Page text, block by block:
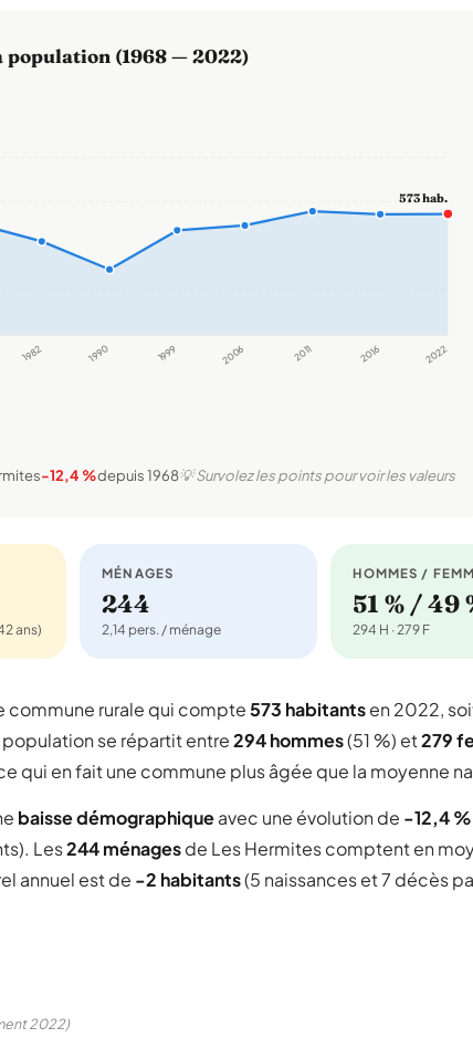
population (1968 — 2022)
1982 1990 1999 2006 2011 2016 2022
573 hab.
-12,4 %depuis 1968💡 Survolez les points pour voir les valeurs
ans)
MÉNAGES
244
2,14 pers. / ménage
HOMMES /
51 % / 49
294 H · 279 F
commune rurale qui compte573 habitantsen 2022,
population se répartit entre294 hommes(51 %) et279
qui en fait une commune plus âgée que la moyenne
baisse démographiqueavec une évolution de -12,4 %
Les244 ménagesde Les Hermites comptent en
annuel est de -2 habitants(5 naissances et 7 décès
2022)